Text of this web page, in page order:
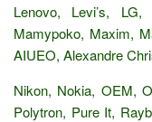
Lenovo, Levi’s,
Mamypoko, Maxim,
AIUEO, Alexandre
Nikon, Nokia, OEM,
Polytron, Pure It,